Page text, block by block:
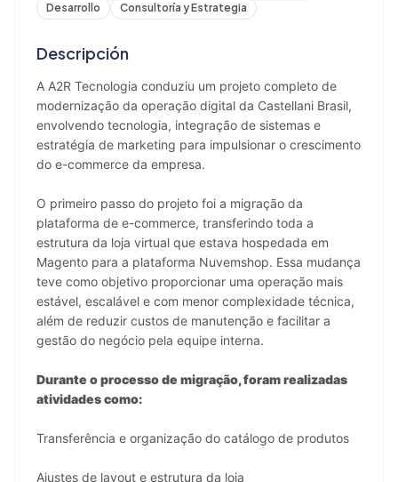
Desarrollo
Consultoría y Estrategia
Descripción
A A2R Tecnologia conduziu um projeto completo de
modernização da operação digital da Castellani Brasil,
envolvendo tecnologia, integração de sistemas e
estratégia de marketing para impulsionar o crescimento
do e-commerce da empresa.
O primeiro passo do projeto foi a migração da
plataforma de e-commerce, transferindo toda a
estrutura da loja virtual que estava hospedada em
Magento para a plataforma Nuvemshop. Essa mudança
teve como objetivo proporcionar uma operação mais
estável, escalável e com menor complexidade técnica,
além de reduzir custos de manutenção e facilitar a
gestão do negócio pela equipe interna.
Durante o processo de migração, foram realizadas
atividades como:
Transferência e organização do catálogo de produtos
Ajustes de layout e estrutura da loja